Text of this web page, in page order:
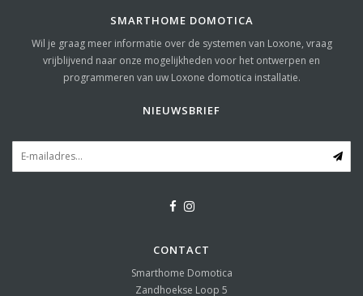
SMARTHOME DOMOTICA
Wil je graag meer informatie over de systemen van Loxone, vraag
vrijblijvend naar onze mogelijkheden voor het ontwerpen en
programmeren van uw Loxone domotica installatie.
NIEUWSBRIEF
CONTACT
Smarthome Domotica
Zandhoekse Loop 5